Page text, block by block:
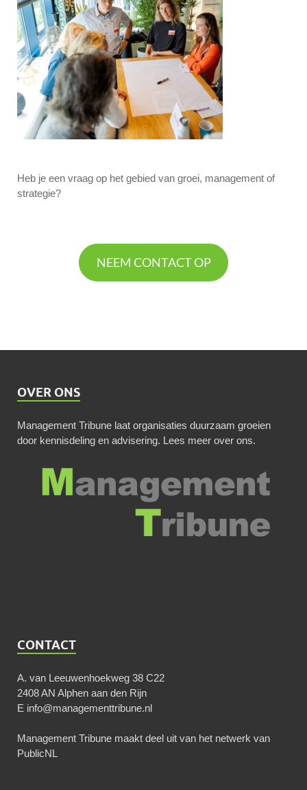
Heb je een vraag op het gebied van groei, management of
strategie?
NEEM CONTACT OP
OVER ONS
Management Tribune laat organisaties duurzaam groeien
door kennisdeling en advisering. Lees meer over ons.
CONTACT
A. van Leeuwenhoekweg 38 C22
2408 AN Alphen aan den Rijn
E info@managementtribune.nl
Management Tribune maakt deel uit van het netwerk van
PublicNL